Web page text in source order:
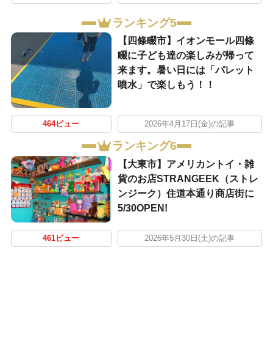
ランキング5
【四條畷市】イオンモール四條
畷に子ども達の楽しみが帰って
来ます。暑い日には「パレット
噴水」で楽しもう！！
464ビュー 2026年4月17日(金)の記事
ランキング6
【大東市】アメリカントイ・雑
貨のお店STRANGEEK（ストレ
ンジーク）住道本通り商店街に
5/30OPEN!
461ビュー 2026年5月30日(土)の記事